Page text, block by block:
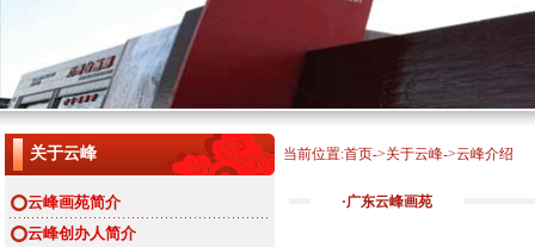
关于云峰
云峰画苑简介
云峰创办人简介
当前位置:首页->关于云峰->云峰介绍
·广东云峰画苑